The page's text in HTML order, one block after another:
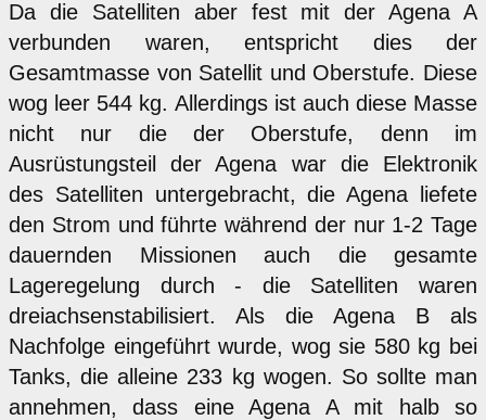
Da die Satelliten aber fest mit der Agena A
verbunden waren, entspricht dies der
Gesamtmasse von Satellit und Oberstufe. Diese
wog leer 544 kg. Allerdings ist auch diese Masse
nicht nur die der Oberstufe, denn im
Ausrüstungsteil der Agena war die Elektronik
des Satelliten untergebracht, die Agena liefete
den Strom und führte während der nur 1-2 Tage
dauernden Missionen auch die gesamte
Lageregelung durch - die Satelliten waren
dreiachsenstabilisiert. Als die Agena B als
Nachfolge eingeführt wurde, wog sie 580 kg bei
Tanks, die alleine 233 kg wogen. So sollte man
annehmen, dass eine Agena A mit halb so